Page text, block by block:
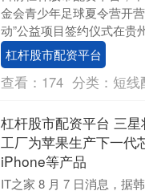
金会青少年足球夏令营开
动”公益项目签约仪式在贵
县织金一中举行。此次活动
在推动青少年....
杠杆股市配资平台
查看： 174 分类： 短线
杠杆股市配资平台 三
工厂为苹果生产下一代
iPhone等产品
IT之家 8 月 7 日消息，据